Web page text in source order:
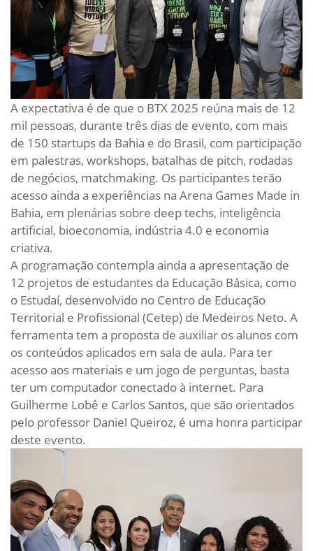
A expectativa é de que o BTX 2025 reúna mais de 12
mil pessoas, durante três dias de evento, com mais
de 150 startups da Bahia e do Brasil, com participação
em palestras, workshops, batalhas de pitch, rodadas
de negócios, matchmaking. Os participantes terão
acesso ainda a experiências na Arena Games Made in
Bahia, em plenárias sobre deep techs, inteligência
artificial, bioeconomia, indústria 4.0 e economia
criativa.
A programação contempla ainda a apresentação de
12 projetos de estudantes da Educação Básica, como
o Estudaí, desenvolvido no Centro de Educação
Territorial e Profissional (Cetep) de Medeiros Neto. A
ferramenta tem a proposta de auxiliar os alunos com
os conteúdos aplicados em sala de aula. Para ter
acesso aos materiais e um jogo de perguntas, basta
ter um computador conectado à internet. Para
Guilherme Lobê e Carlos Santos, que são orientados
pelo professor Daniel Queiroz, é uma honra participar
deste evento.